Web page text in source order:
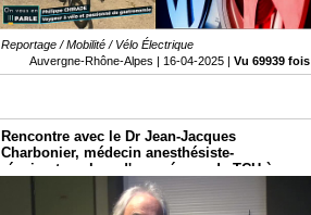
Reportage / Mobilité / Vélo Électrique
Auvergne-Rhône-Alpes | 16-04-2025| Vu 69939 fois
Rencontre avec le Dr Jean-Jacques
Charbonier, médecin anesthésiste-
réanimateur, lors d'une séance de TCH à